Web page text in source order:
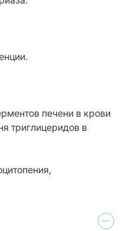
печени в крови
триглицеридов в